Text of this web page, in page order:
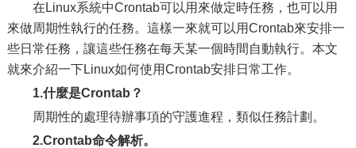
在Linux系統中Crontab可以用來做定時任務，也可以用
來做周期性執行的任務。這樣一來就可以用Crontab來安排一
些日常任務，讓這些任務在每天某一個時間自動執行。本文
就來介紹一下Linux如何使用Crontab安排日常工作。
1.什麼是Crontab？
周期性的處理待辦事項的守護進程，類似任務計劃。
2.Crontab命令解析。